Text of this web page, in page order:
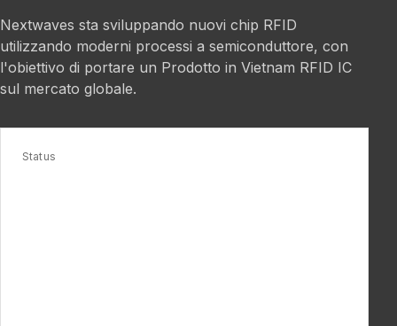
Nextwaves sta sviluppando nuovi chip RFID
utilizzando moderni processi a semiconduttore, con
l'obiettivo di portare un Prodotto in Vietnam RFID IC
sul mercato globale.
Status